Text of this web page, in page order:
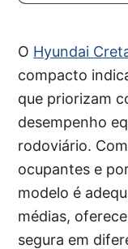
O Hyundai
compacto
que priorizam
desempenho
rodoviário.
ocupantes e
modelo é
médias,
segura em